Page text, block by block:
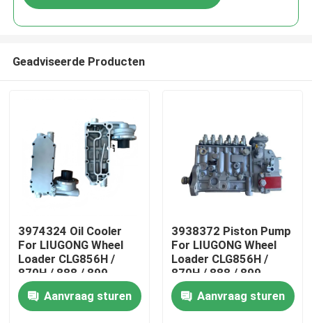
Huis
Geadviseerde Producten
3974324 Oil Cooler
For LIUGONG Wheel
Loader CLG856H /
870H / 888 / 899
Engine 6CT8.3 /
6CTA8.3 ISL9 / QSL9
Aanvraag sturen
3938372 Piston Pump
For LIUGONG Wheel
Loader CLG856H /
870H / 888 / 899
Excavator 925D /
930D / 936D Engine
6D114 QSC8.3
Aanvraag sturen